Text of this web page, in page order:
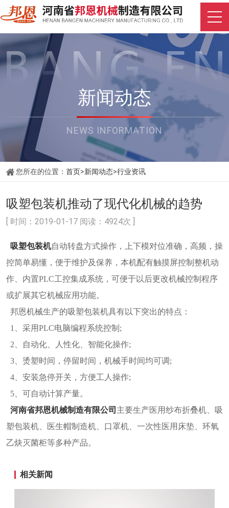
新闻动态
NEWS INFORMATION
您所在的位置： 首页>新闻动态>行业资讯
吸塑包装机推动了现代化机械的趋势
[ 时间：2019-01-17 阅读：4924次 ]
吸塑包装机自动转盘方式操作，上下模对位准确，高频，操
控简单易懂，便于维护及保养，本机配有触摸屏控制整机动
作、内置PLC工控集成系统，可便于以后更改机械控制程序
或扩展其它机械应用功能。
邦恩机械生产的吸塑包装机具有以下突出的特点：
1、采用PLC电脑编程系统控制;
2、自动化、人性化、智能化操作;
3、烫塑时间，停留时间，机械手时间均可调;
4、安装急停开关，方便工人操作;
5、可自动计算产量。
河南省邦恩机械制造有限公司 主要生产医用纱布折叠机、吸
塑包装机、医生帽制造机、口罩机、一次性医用床垫、环氧
乙炔灭菌柜等多种产品。
相关新闻